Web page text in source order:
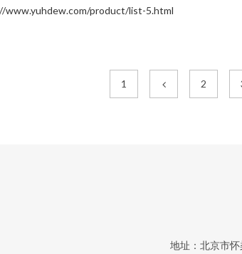
www.yuhdew.com/product/list-5.html
1 2
地址：北京市